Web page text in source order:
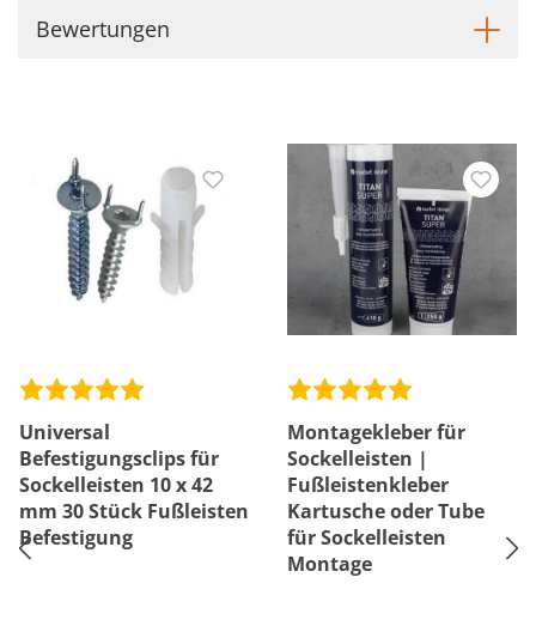
Bewertungen
Universal
Befestigungsclips für
Sockelleisten 10 x 42
mm 30 Stück Fußleisten
Befestigung
Montagekleber für
Sockelleisten |
Fußleistenkleber
Kartusche oder Tube
für Sockelleisten
Montage